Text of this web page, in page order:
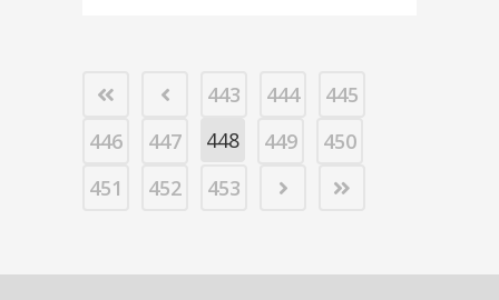
443 444
445
446
447 448 449
450
451
452 453